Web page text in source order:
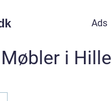
Ads
Møbler i